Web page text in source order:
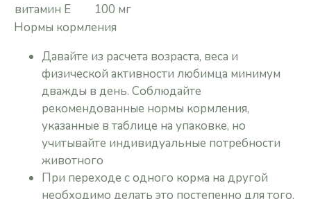
витамин Е
100 мг
Нормы кормления
Давайте из расчета возраста, веса и
физической активности любимца минимум
дважды в день. Соблюдайте
рекомендованные нормы кормления,
указанные в таблице на упаковке, но
учитывайте индивидуальные потребности
животного
При переходе с одного корма на другой
необходимо делать это постепенно для того,